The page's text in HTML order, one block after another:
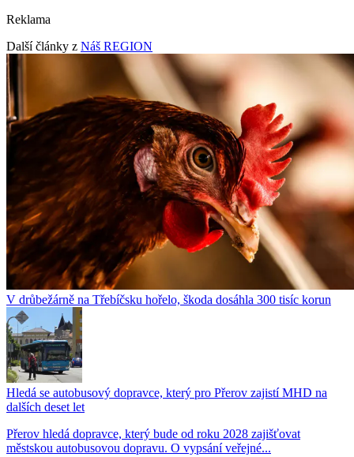
Reklama
Další články z Náš REGION
V drůbežárně na Třebíčsku hořelo, škoda dosáhla 300 tisíc korun
Hledá se autobusový dopravce, který pro Přerov zajistí MHD na
dalších deset let
Přerov hledá dopravce, který bude od roku 2028 zajišťovat
městskou autobusovou dopravu. O vypsání veřejné...